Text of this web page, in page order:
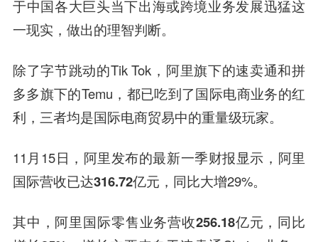
于中国各大巨头当下出海或跨境业务发展迅猛这
一现实，做出的理智判断。
除了字节跳动的Tik Tok，阿里旗下的速卖通和拼
多多旗下的Temu，都已吃到了国际电商业务的红
利，三者均是国际电商贸易中的重量级玩家。
11月15日，阿里发布的最新一季财报显示， 阿里
国际营收已达316.72亿元 ，同比大增29%。
其中， 阿里国际零售业务营收256.18亿元，同比